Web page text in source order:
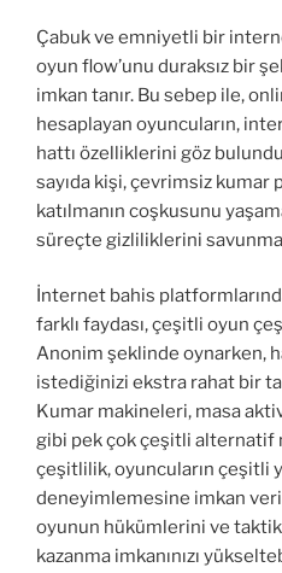
Çabuk ve emniyetli bir
oyun flow’unu duraksız bir
imkan tanır. Bu sebep ile,
hesaplayan oyuncuların,
hattı özelliklerini göz
sayıda kişi, çevrimsiz
katılmanın coşkusunu
süreçte gizliliklerini
İnternet bahis
farklı faydası, çeşitli oyun
Anonim şeklinde oynarken,
istediğinizi ekstra rahat bir
Kumar makineleri, masa
gibi pek çok çeşitli alternatif
çeşitlilik, oyuncuların çeşitli
deneyimlemesine imkan
oyunun hükümlerini ve
kazanma imkanınızı